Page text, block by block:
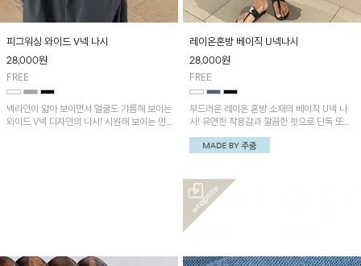
피그워싱 와이드 V넥 나시
28,000원
FREE
넥라인이 얇아 보이면서 얼굴도 갸름해 보이는
와이드 V넥 디자인의 나시! 시원해 보이는 민
레이온혼방 베이직 U넥나시
28,000원
FREE
부드러운 레이온 혼방 소재의 베이직 U넥 나
시! 유연한 착용감과 깔끔한 핏으로 단독 또는
이너로 활용하기 좋은 데일리 아이템이에요~